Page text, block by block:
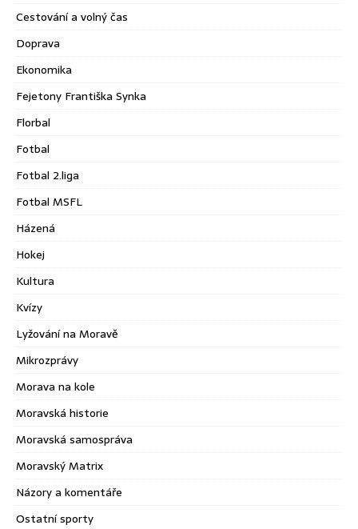
Cestování a volný čas
Doprava
Ekonomika
Fejetony Františka Synka
Florbal
Fotbal
Fotbal 2.liga
Fotbal MSFL
Házená
Hokej
Kultura
Kvízy
Lyžování na Moravě
Mikrozprávy
Morava na kole
Moravská historie
Moravská samospráva
Moravský Matrix
Názory a komentáře
Ostatní sporty